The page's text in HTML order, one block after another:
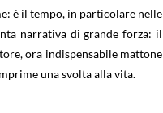
è il tempo, in particolare nelle
narrativa di grande forza: il
ora indispensabile mattone
una svolta alla vita.